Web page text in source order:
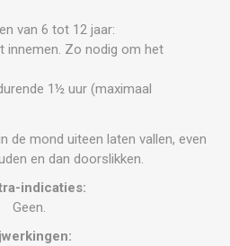
van 6 tot 12 jaar:
innemen. Zo nodig om het
1½ uur (maximaal
de mond uiteen laten vallen, even
en dan doorslikken.
indicaties:
Geen.